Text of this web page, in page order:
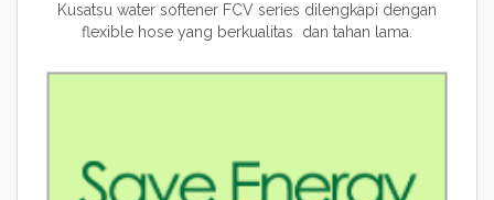
Kusatsu water softener FCV series dilengkapi dengan
flexible hose yang berkualitas dan tahan lama.